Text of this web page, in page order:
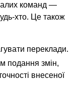
команд —
хто. Це також
переклади.
подання змін,
внесеної